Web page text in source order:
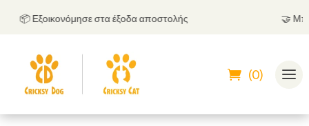
📦 Εξοικονόμησε στα έξοδα αποστολής
(0)